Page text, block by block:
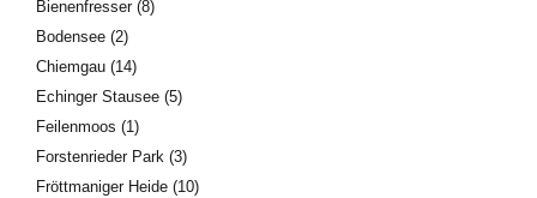
Bienenfresser(8)
Bodensee (2)
Chiemgau (14)
Echinger Stausee (5)
Feilenmoos (1)
Forstenrieder Park (3)
Fröttmaniger Heide (10)